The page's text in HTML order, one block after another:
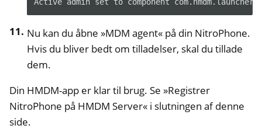
Nu kan du åbne »MDM agent« på din NitroPhone.
Hvis du bliver bedt om tilladelser, skal du tillade
dem.
Din HMDM-app er klar til brug. Se »Registrer
NitroPhone på HMDM Server« i slutningen af denne
side.